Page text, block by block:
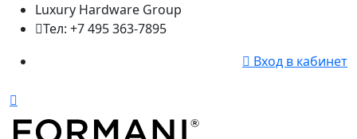
Luxury Hardware Group
Тел: +7 495 363-7895
Вход в кабинет